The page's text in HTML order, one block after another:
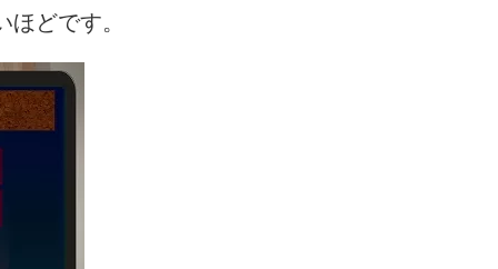
どです。